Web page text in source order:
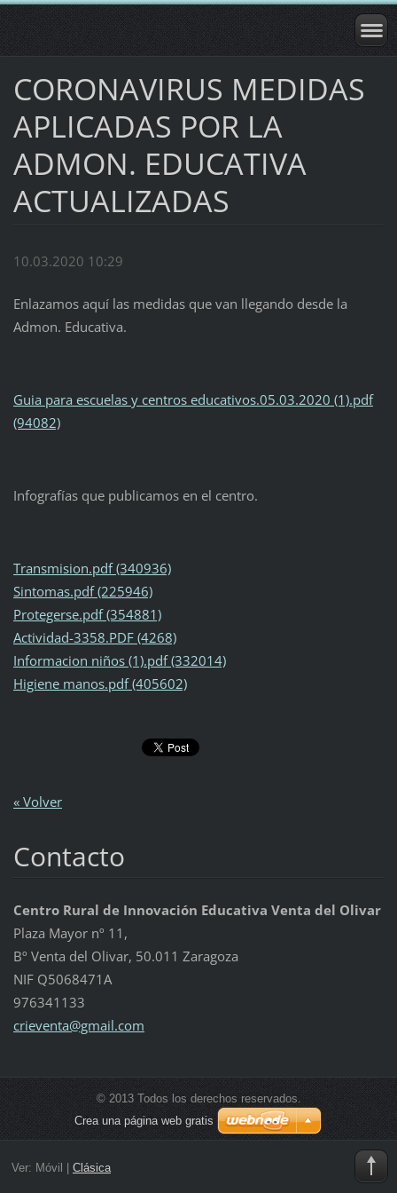
CORONAVIRUS MEDIDAS
APLICADAS POR LA
ADMON. EDUCATIVA
ACTUALIZADAS
10.03.2020 10:29
Enlazamos aquí las medidas que van llegando desde la
Admon. Educativa.
Guia para escuelas y centros educativos.05.03.2020 (1).pdf
(94082)
Infografías que publicamos en el centro.
Transmision.pdf (340936)
Sintomas.pdf (225946)
Protegerse.pdf (354881)
Actividad-3358.PDF (4268)
Informacion niños (1).pdf (332014)
Higiene manos.pdf (405602)
« Volver
Contacto
Centro Rural de Innovación Educativa Venta del Olivar
Plaza Mayor nº 11,
Bº Venta del Olivar, 50.011 Zaragoza
NIF Q5068471A
976341133
crieventa@gmail.com
© 2013 Todos los derechos reservados.
Crea una página web gratis
Ver: Móvil Clásica